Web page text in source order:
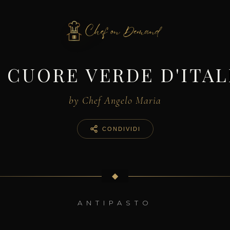
VERDE
by Chef Angelo Maria
CONDIVIDI
◆
ANTIPASTO